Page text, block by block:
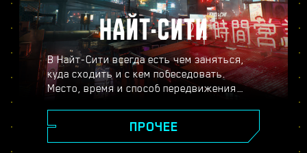
НАЙТ-СИТИ
В Найт-Сити всегда есть чем заняться,
куда сходить и с кем побеседовать.
Место, время и способ передвижения
пустынных окрестностей города, повсюду
вас ждут новые тайны и неожиданные
ПРОЧЕЕ